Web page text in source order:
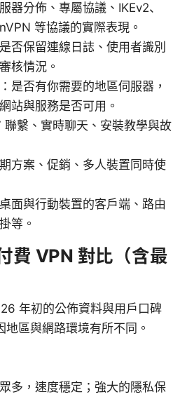
器分佈、專屬協議、IKEv2、
等協議的實際表現。
否保留連線日誌、使用者識別
核情況。
是否有你需要的地區伺服器，
站與服務是否可用。
繫、實時聊天、安裝教學與故
方案、促銷、多人裝置同時使
面與行動裝置的客戶端、路由
等。
費 VPN 對比（含最
年初的公佈資料與用戶口碑
區與網路環境有所不同。
多，速度穩定；強大的隱私保